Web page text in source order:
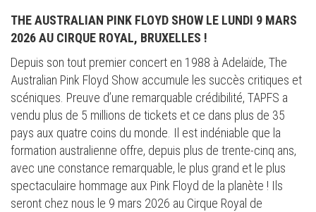
THE AUSTRALIAN PINK FLOYD SHOW LE LUNDI 9 MARS
2026 AU CIRQUE ROYAL, BRUXELLES !
Depuis son tout premier concert en 1988 à Adelaïde, The
Australian Pink Floyd Show accumule les succès critiques et
scéniques. Preuve d’une remarquable crédibilité, TAPFS a
vendu plus de 5 millions de tickets et ce dans plus de 35
pays aux quatre coins du monde. Il est indéniable que la
formation australienne offre, depuis plus de trente-cinq ans,
avec une constance remarquable, le plus grand et le plus
spectaculaire hommage aux Pink Floyd de la planète ! Ils
seront chez nous le 9 mars 2026 au Cirque Royal de